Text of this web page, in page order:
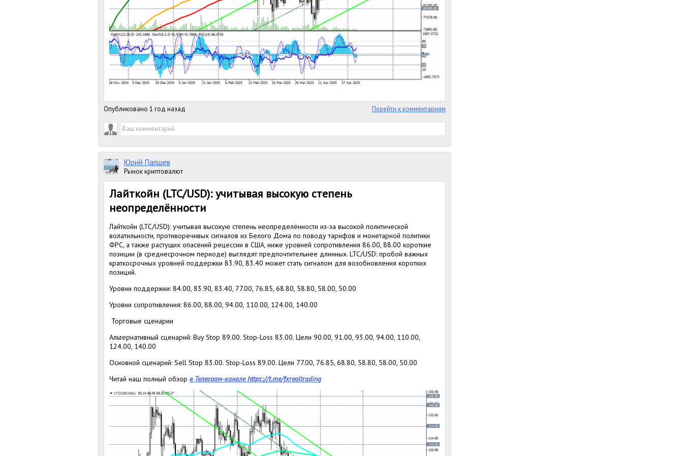
Опубликовано 1 год назад Перейти к комментариям
Юрий Папшев
Рынок криптовалют
Лайткойн (LTC/USD): учитывая высокую степень
неопределённости
Лайткойн (LTC/USD): учитывая высокую степень неопределённости из-за высокой политической
волатильности, противоречивых сигналов из Белого Дома по поводу тарифов и монетарной политики
ФРС, а также растущих опасений рецессии в США, ниже уровней сопротивления 86.00, 88.00 короткие
позиции (в среднесрочном периоде) выглядят предпочтительнее длинных. LTC/USD: пробой важных
краткосрочных уровней поддержки 83.90, 83.40 может стать сигналом для возобновления коротких
позиций.
Уровни поддержки: 84.00, 83.90, 83.40, 77.00, 76.85, 68.80, 58.80, 58.00, 50.00
Уровни сопротивления: 86.00, 88.00, 94.00, 110.00, 124.00, 140.00
Торговые сценарии
Альтернативный сценарий: Buy Stop 89.00. Stop-Loss 83.00. Цели 90.00, 91.00, 93.00, 94.00, 110.00,
124.00, 140.00
Основной сценарий: Sell Stop 83.00. Stop-Loss 89.00. Цели 77.00, 76.85, 68.80, 58.80, 58.00, 50.00
Читай наш полный обзор в Телеграм-каналеhttps://t.me/fxrealtrading